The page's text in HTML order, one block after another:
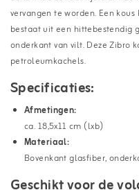
vervangen te worden. Een
bestaat uit een hittebestendig
onderkant van vilt. Deze Zibro
petroleumkachels.
Specificaties:
Afmetingen:
ca. 18,5x11 cm (lxb)
Materiaal:
Bovenkant glasfiber,
Geschikt voor de